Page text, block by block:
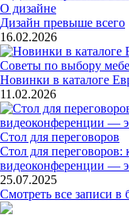
О дизайне
Дизайн превыше всего
16.02.2026
Советы по выбору
Новинки в каталоге
11.02.2026
Стол для переговоров
Стол для переговоров:
видеоконференции —
25.07.2025
Смотреть все записи в